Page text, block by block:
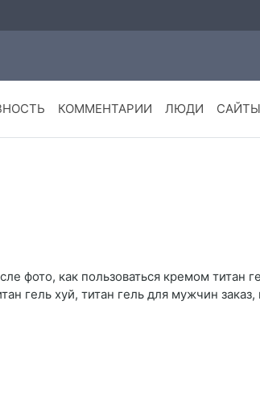
КОММЕНТАРИИ ЛЮДИ САЙТЫ
фото, как пользоваться кремом титан
гель хуй, титан гель для мужчин заказ,